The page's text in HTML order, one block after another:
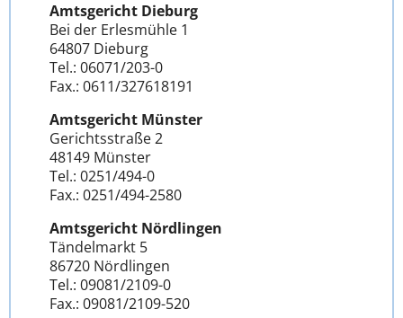
Amtsgericht Dieburg
Bei der Erlesmühle 1
64807 Dieburg
Tel.: 06071/203-0
Fax.: 0611/327618191
Amtsgericht Münster
Gerichtsstraße 2
48149 Münster
Tel.: 0251/494-0
Fax.: 0251/494-2580
Amtsgericht Nördlingen
Tändelmarkt 5
86720 Nördlingen
Tel.: 09081/2109-0
Fax.: 09081/2109-520